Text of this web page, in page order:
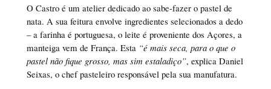
O Castro é um atelier dedicado ao sabe-fazer o pastel de
nata. A sua feitura envolve ingredientes selecionados a dedo
– a farinha é portuguesa, o leite é proveniente dos Açores, a
manteiga vem de França. Esta “é mais seca, para o que o
pastel não fique grosso, mas sim estaladiço”, explica Daniel
Seixas, o chef pasteleiro responsável pela sua manufatura.